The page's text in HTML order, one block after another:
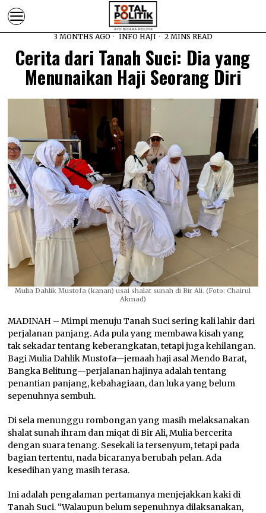
3 MONTHS AGO INFO HAJI 2 MINS READ
Cerita dari Tanah Suci: Dia yang
Menunaikan Haji Seorang Diri
Mulia Dahlik Mustofa (kanan) usai shalat sunah di Bir Ali. (Foto: Chairul
Akmad)
MADINAH – Mimpi menuju Tanah Suci sering kali lahir dari
perjalanan panjang. Ada pula yang membawa kisah yang
tak sekadar tentang keberangkatan, tetapi juga kehilangan.
Bagi Mulia Dahlik Mustofa—jemaah haji asal Mendo Barat,
Bangka Belitung—perjalanan hajinya adalah tentang
penantian panjang, kebahagiaan, dan luka yang belum
sepenuhnya sembuh.
Di sela menunggu rombongan yang masih melaksanakan
shalat sunah ihram dan miqat di Bir Ali, Mulia bercerita
dengan suara tenang. Sesekali ia tersenyum, tetapi pada
bagian tertentu, nada bicaranya berubah pelan. Ada
kesedihan yang masih terasa.
Ini adalah pengalaman pertamanya menjejakkan kaki di
Tanah Suci. “Walaupun belum sepenuhnya dilaksanakan,